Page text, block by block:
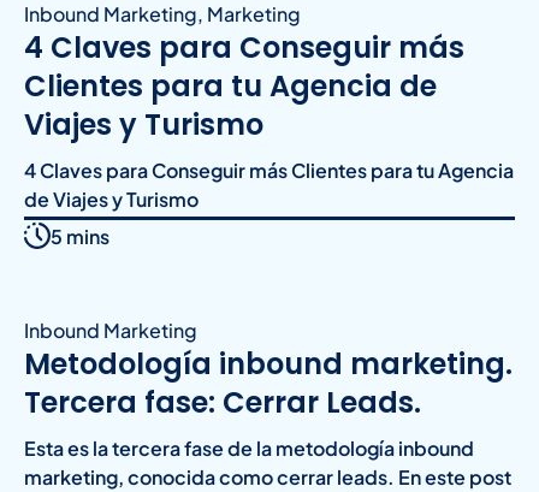
Inbound Marketing, Marketing
4 Claves para Conseguir más
Clientes para tu Agencia de
Viajes y Turismo
4 Claves para Conseguir más Clientes para tu Agencia
de Viajes y Turismo
5 mins
Inbound Marketing
Metodología inbound marketing.
Tercera fase: Cerrar Leads.
Esta es la tercera fase de la metodología inbound
marketing, conocida como cerrar leads. En este post